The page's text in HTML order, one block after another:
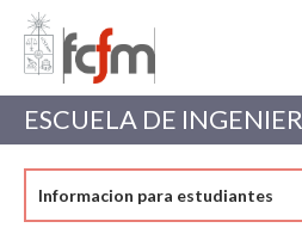
Estudiantes
Académicas/os
ESCUELA DE
Informacion para estudiantes